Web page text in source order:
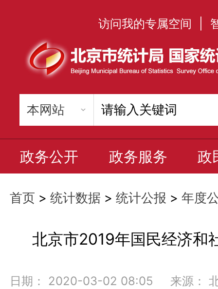
访问我的专属空间
政务公开 政务服务 政
首页 > 统计数据 > 统计公报 > 年度
北京市2019年国民经济和
日期： 2020-03-02 08:05 来源： 北